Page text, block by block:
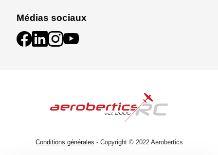
Médias sociaux
Conditions générales - Copyright © 2022 Aerobertics